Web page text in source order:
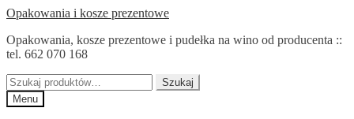
Przejdź
nawigacji
Przejdź
treści
Opakowania i kosze prezentowe
Opakowania, kosze prezentowe i pudełka na wino od producenta ::
tel. 662 070 168
Szukaj:
Szukaj
Menu